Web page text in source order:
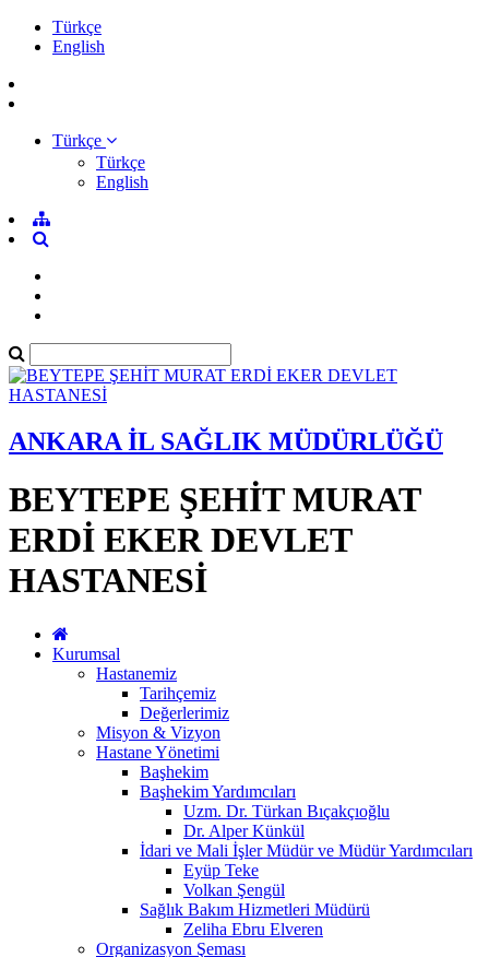
Türkçe
English
Türkçe
Türkçe
English
ANKARA İL SAĞLIK MÜDÜRLÜĞÜ
BEYTEPE ŞEHİT MURAT
ERDİ EKER DEVLET
HASTANESİ
Kurumsal
Hastanemiz
Tarihçemiz
Değerlerimiz
Misyon & Vizyon
Hastane Yönetimi
Başhekim
Başhekim Yardımcıları
Uzm. Dr. Türkan Bıçakçıoğlu
Dr. Alper Künkül
İdari ve Mali İşler Müdür ve Müdür Yardımcıları
Eyüp Teke
Volkan Şengül
Sağlık Bakım Hizmetleri Müdürü
Zeliha Ebru Elveren
Organizasyon Şeması